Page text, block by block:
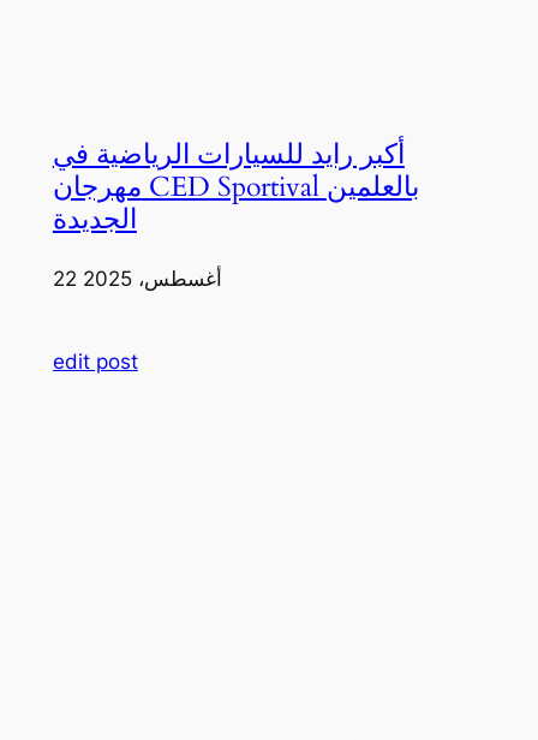
أكبر رايد للسيارات الرياضية في
مهرجان CED Sportival بالعلمين
الجديدة
22 أغسطس، 2025
edit post